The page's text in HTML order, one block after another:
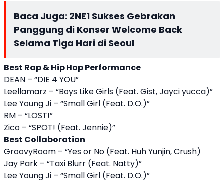
Baca Juga: 2NE1 Sukses Gebrakan
Panggung di Konser Welcome Back
Selama Tiga Hari di Seoul
Best Rap & Hip Hop Performance
DEAN – “DIE 4 YOU”
Leellamarz – “Boys Like Girls (Feat. Gist, Jayci yucca)”
Lee Young Ji – “Small Girl (Feat. D.O.)”
RM – “LOST!”
Zico – “SPOT! (Feat. Jennie)”
Best Collaboration
GroovyRoom – “Yes or No (Feat. Huh Yunjin, Crush)
Jay Park – “Taxi Blurr (Feat. Natty)”
Lee Young Ji – “Small Girl (Feat. D.O.)”